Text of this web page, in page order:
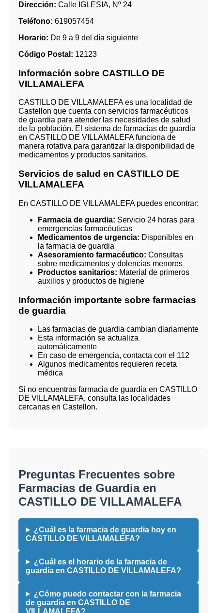
Dirección: Calle IGLESIA, Nº 24
Teléfono: 619057454
Horario: De 9 a 9 del día siguiente
Código Postal: 12123
Información sobre CASTILLO DE
VILLAMALEFA
CASTILLO DE VILLAMALEFA es una localidad de
Castellon que cuenta con servicios farmacéuticos
de guardia para atender las necesidades de salud
de la población. El sistema de farmacias de guardia
en CASTILLO DE VILLAMALEFA funciona de
manera rotativa para garantizar la disponibilidad de
medicamentos y productos sanitarios.
Servicios de salud en CASTILLO DE
VILLAMALEFA
En CASTILLO DE VILLAMALEFA puedes encontrar:
Farmacia de guardia: Servicio 24 horas para
emergencias farmacéuticas
Medicamentos de urgencia: Disponibles en
la farmacia de guardia
Asesoramiento farmacéutico: Consultas
sobre medicamentos y dolencias menores
Productos sanitarios: Material de primeros
auxilios y productos de higiene
Información importante sobre farmacias
de guardia
Las farmacias de guardia cambian diariamente
Esta información se actualiza
automáticamente
En caso de emergencia, contacta con el 112
Algunos medicamentos requieren receta
médica
Si no encuentras farmacia de guardia en CASTILLO
DE VILLAMALEFA, consulta las localidades
cercanas en Castellon.
Preguntas Frecuentes sobre
Farmacias de Guardia en
CASTILLO DE VILLAMALEFA
¿Cuál es la farmacia de guardia hoy en
CASTILLO DE VILLAMALEFA?
¿Cuál es el horario de la farmacia de
guardia en CASTILLO DE VILLAMALEFA?
¿Cómo puedo contactar con la farmacia
de guardia en CASTILLO DE